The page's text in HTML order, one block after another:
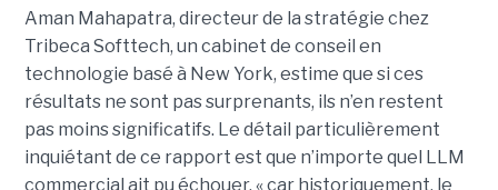
Aman Mahapatra, directeur de la stratégie chez
Tribeca Softtech, un cabinet de conseil en
technologie basé à New York, estime que si ces
résultats ne sont pas surprenants, ils n’en restent
pas moins significatifs. Le détail particulièrement
inquiétant de ce rapport est que n’importe quel LLM
commercial ait pu échouer, « car historiquement, le